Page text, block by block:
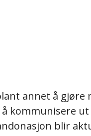
annet å gjøre
kommunisere
blir